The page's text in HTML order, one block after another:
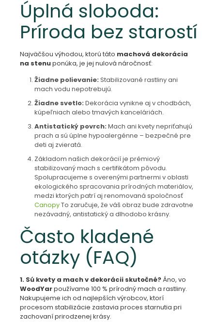
Úplná sloboda:
Príroda bez starostí
Najväčšou výhodou, ktorú táto machová dekorácia
na stenuponúka, je jej nulová náročnosť:
Žiadne polievanie: Stabilizované rastliny ani
mach vodu nepotrebujú.
Žiadne svetlo: Dekorácia vynikne aj v chodbách,
kúpeľniach alebo tmavých kanceláriách.
Antistatický povrch: Mach ani kvety nepriťahujú
prach a sú úplne hypoalergénne – bezpečné pre
deti aj zvieratá.
Základom našich dekorácií je prémiový
stabilizovaný mach s certifikátom pôvodu.
Spolupracujeme s overenými partnermi v oblasti
ekologického spracovania prírodných materiálov,
medzi ktorých patrí aj renomovaná spoločnosť
CanopyTo zaručuje, že váš obraz bude zdravotne
nezávadný, antistatický a dlhodobo krásny.
Často kladené
otázky (FAQ)
1. Sú kvety a mach v dekorácii skutočné?Áno, vo
WoodYarpoužívame 100 % prírodný mach a rastliny.
Nakupujeme ich od najlepších výrobcov, ktorí
procesom stabilizácie zastavia proces starnutia pri
zachovaní prirodzenej krásy.